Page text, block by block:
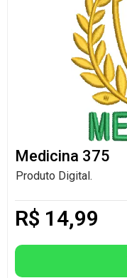
Medicina 375
Produto Digital.
R$ 14,99